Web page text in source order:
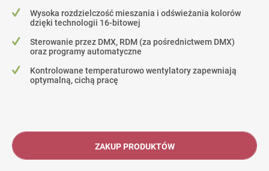
Wysoka rozdzielczość mieszania i odświeżania kolorów
dzięki technologii 16-bitowej
Sterowanie przez DMX, RDM (za pośrednictwem DMX)
oraz programy automatyczne
Kontrolowane temperaturowo wentylatory zapewniają
optymalną, cichą pracę
ZAKUP PRODUKTÓW